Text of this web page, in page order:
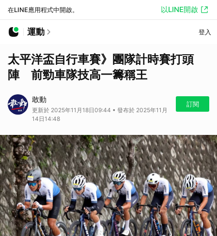
在LINE應用程式中開啟。 以LINE開啟
運動 登入
太平洋盃自行車賽》團隊計時賽打頭
陣 前勁車隊技高一籌稱王
敢動
更新於 2025年11月18日09:44 • 發布於 2025年11月
14日14:48
訂閱